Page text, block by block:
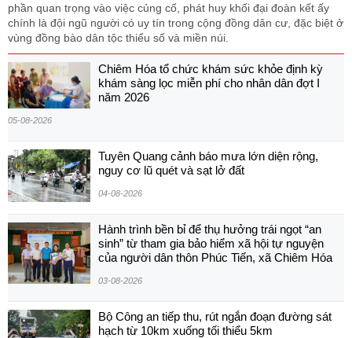
phần quan trọng vào việc củng cố, phát huy khối đại đoàn kết ấy
chính là đội ngũ người có uy tín trong cộng đồng dân cư, đặc biệt ở
vùng đồng bào dân tộc thiểu số và miền núi.
Chiêm Hóa tổ chức khám sức khỏe định kỳ
khám sàng lọc miễn phí cho nhân dân đợt I
năm 2026
05-08-2026
Tuyên Quang cảnh báo mưa lớn diện rộng,
nguy cơ lũ quét và sạt lở đất
04-08-2026
Hành trình bền bỉ để thụ hưởng trái ngọt “an
sinh” từ tham gia bảo hiểm xã hội tự nguyện
của người dân thôn Phúc Tiến, xã Chiêm Hóa
03-08-2026
Bộ Công an tiếp thu, rút ngắn đoạn đường sát
hạch từ 10km xuống tối thiểu 5km